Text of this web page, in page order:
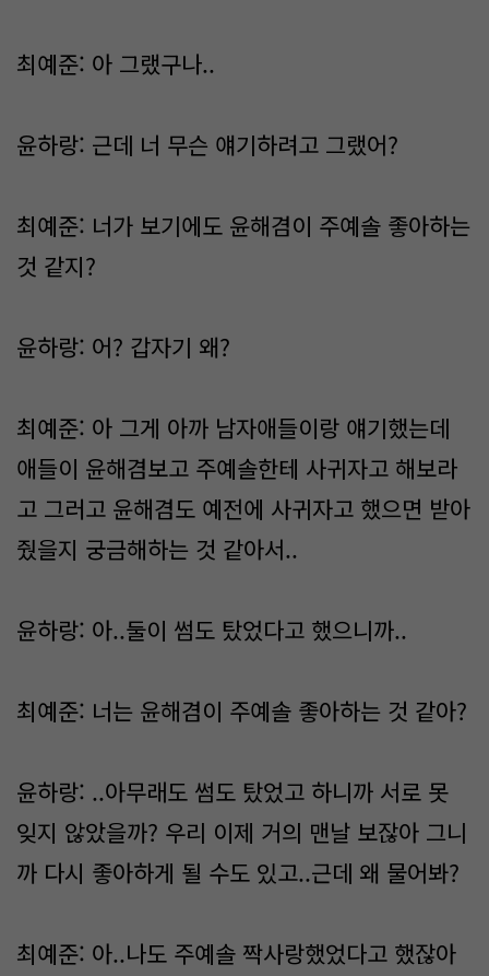
최예준: 아 그랬구나..
윤하랑: 근데 너 무슨 얘기하려고 그랬어?
최예준: 너가 보기에도 윤해겸이 주예솔 좋아하는
것 같지?
윤하랑: 어? 갑자기 왜?
최예준: 아 그게 아까 남자애들이랑 얘기했는데
애들이 윤해겸보고 주예솔한테 사귀자고 해보라
고 그러고 윤해겸도 예전에 사귀자고 했으면 받아
줬을지 궁금해하는 것 같아서..
윤하랑: 아..둘이 썸도 탔었다고 했으니까..
최예준: 너는 윤해겸이 주예솔 좋아하는 것 같아?
윤하랑: ..아무래도 썸도 탔었고 하니까 서로 못
잊지 않았을까? 우리 이제 거의 맨날 보잖아 그니
까 다시 좋아하게 될 수도 있고..근데 왜 물어봐?
최예준: 아..나도 주예솔 짝사랑했었다고 했잖아